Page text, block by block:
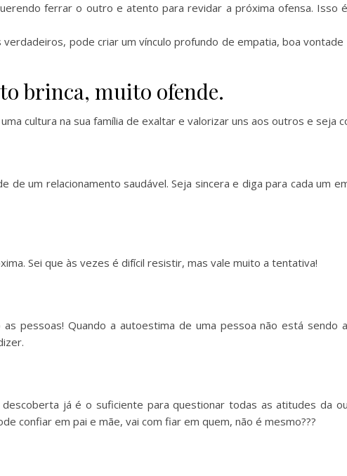
ferrar o outro e atento para revidar a próxima ofensa. Isso
pode criar um vínculo profundo de empatia, boa
brinca, muito ofende.
cultura na sua família de exaltar e valorizar uns aos outros e seja
de um relacionamento saudável. Seja sincera e diga para cada um
Sei que às vezes é difícil resistir, mas vale muito a tentativa!
pessoas! Quando a autoestima de uma pessoa não está sendo
já é o suficiente para questionar todas as atitudes da
confiar em pai e mãe, vai com fiar em quem, não é mesmo???